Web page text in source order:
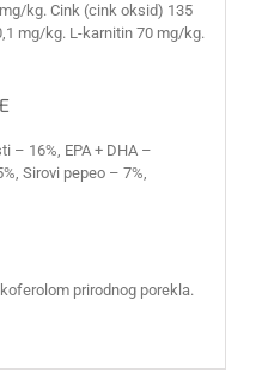
kg. Cink (cink oksid) 135
mg/kg. L-karnitin 70 mg/kg.
– 16%, EPA + DHA –
Sirovi pepeo – 7%,
prirodnog porekla.